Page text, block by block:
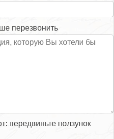
перезвонить
передвиньте ползунок